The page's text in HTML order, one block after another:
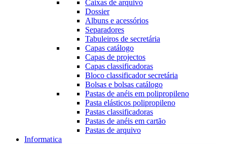
Caixas de arquivo
Dossier
Albuns e acessórios
Separadores
Tabuleiros de secretária
Capas catálogo
Capas de projectos
Capas classificadoras
Bloco classificador secretária
Bolsas e bolsas catálogo
Pastas de anéis em polipropileno
Pasta elásticos polipropileno
Pastas classificadoras
Pastas de anéis em cartão
Pastas de arquivo
Informatica